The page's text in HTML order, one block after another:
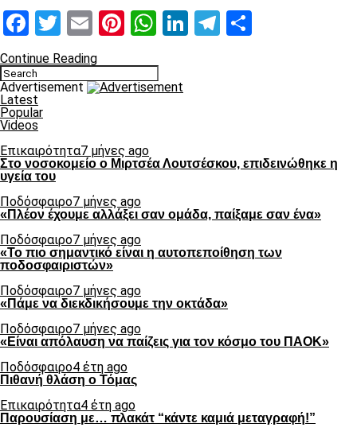
Facebook
Twitter
EmailPinterest
WhatsApp
LinkedInTelegram
Continue Reading
Advertisement
Latest
Popular
Videos
Επικαιρότητα7 μήνες ago
Στο νοσοκομείο ο Μιρτσέα Λουτσέσκου, επιδεινώθηκε η
υγεία του
Ποδόσφαιρο7 μήνες ago
«Πλέον έχουμε αλλάξει σαν ομάδα, παίξαμε σαν ένα»
Ποδόσφαιρο7 μήνες ago
«Το πιο σημαντικό είναι η αυτοπεποίθηση των
ποδοσφαιριστών»
Ποδόσφαιρο7 μήνες ago
«Πάμε να διεκδικήσουμε την οκτάδα»
Ποδόσφαιρο7 μήνες ago
«Είναι απόλαυση να παίζεις για τον κόσμο του ΠΑΟΚ»
Ποδόσφαιρο4 έτη ago
Πιθανή θλάση ο Τόμας
Επικαιρότητα4 έτη ago
Παρουσίαση με… πλακάτ “κάντε καμιά μεταγραφή!”